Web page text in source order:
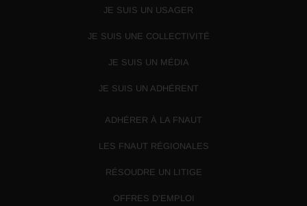
JE SUIS UN USAGER
JE SUIS UNE COLLECTIVITÉ
JE SUIS UN MÉDIA
JE SUIS UN ADHÉRENT
ADHÉRER À LA FNAUT
LES FNAUT RÉGIONALES
RÉSOUDRE UN LITIGE
OFFRES D’EMPLOI